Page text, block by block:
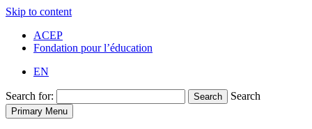
Skip to content
ACEP
Fondation pour l’éducation
EN
Search for: Search Search
Primary Menu